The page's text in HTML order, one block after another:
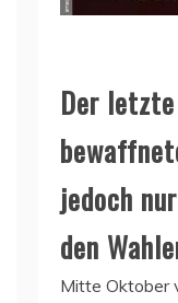
Der
jedoch
den
Mitte Oktober